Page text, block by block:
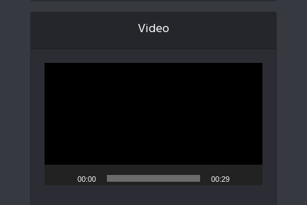
Video
00:00 00:29